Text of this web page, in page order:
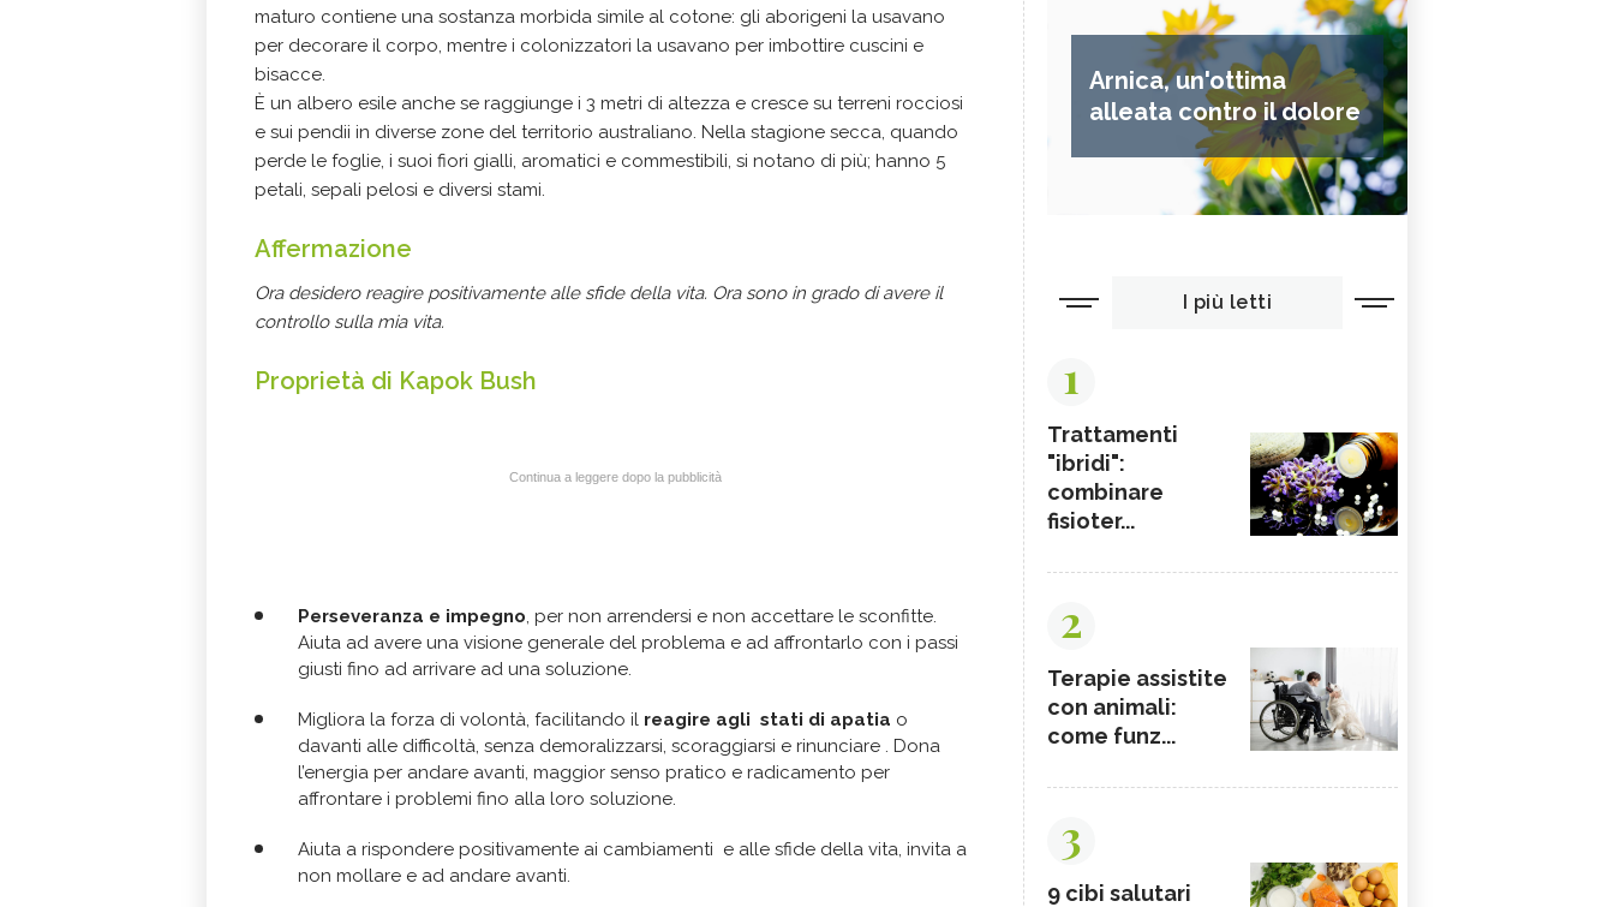
maturo contiene una sostanza morbida simile al cotone: gli aborigeni la usavano
per decorare il corpo, mentre i colonizzatori la usavano per imbottire cuscini e
bisacce.
È un albero esile anche se raggiunge i 3 metri di altezza e cresce su terreni rocciosi
e sui pendii in diverse zone del territorio australiano. Nella stagione secca, quando
perde le foglie, i suoi fiori gialli, aromatici e commestibili, si notano di più; hanno 5
petali, sepali pelosi e diversi stami.
Affermazione
Ora desidero reagire positivamente alle sfide della vita. Ora sono in grado di avere il
controllo sulla mia vita.
Proprietà di Kapok Bush
Continua a leggere dopo la pubblicità
Perseveranza e impegno, per non arrendersi e non accettare le sconfitte.
Aiuta ad avere una visione generale del problema e ad affrontarlo con i passi
giusti fino ad arrivare ad una soluzione.
Migliora la forza di volontà, facilitando il reagire agli stati di apatia o
davanti alle difficoltà, senza demoralizzarsi, scoraggiarsi e rinunciare . Dona
l’energia per andare avanti, maggior senso pratico e radicamento per
affrontare i problemi fino alla loro soluzione.
Aiuta a rispondere positivamente ai cambiamenti e alle sfide della vita, invita a
non mollare e ad andare avanti.
Arnica, un'ottima
alleata contro il dolore
I più letti
1
Trattamenti
"ibridi":
combinare
fisioter...
2
Terapie assistite
con animali:
come funz...
3
9 cibi salutari